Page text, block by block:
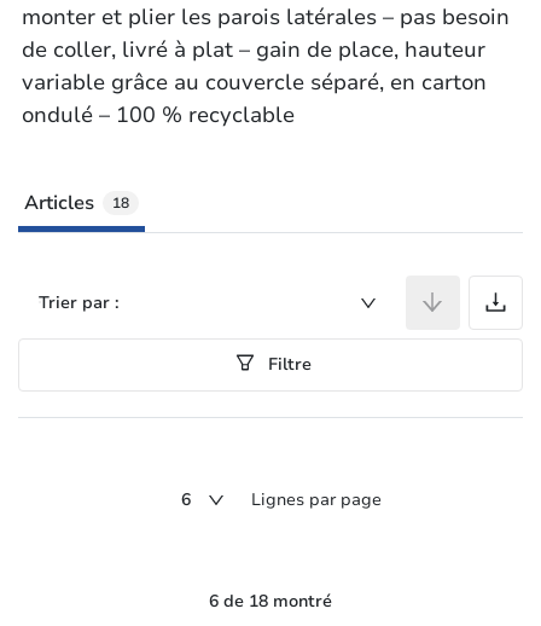
monter et plier les parois latérales – pas besoin
de coller, livré à plat – gain de place, hauteur
variable grâce au couvercle séparé, en carton
ondulé – 100 % recyclable
Articles 18
Trier par :
Filtre
6 Lignes par page
6 de 18 montré